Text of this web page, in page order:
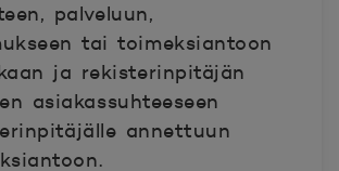
palveluun,
tai toimeksiantoon
ja rekisterinpitäjän
asiakassuhteeseen
annettuun